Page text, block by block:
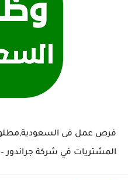
فرص عمل فى
المشتريات في شركة جراندور